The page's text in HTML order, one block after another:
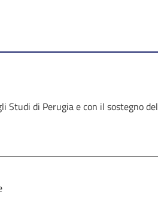
Studi di Perugia e con il sostegno del